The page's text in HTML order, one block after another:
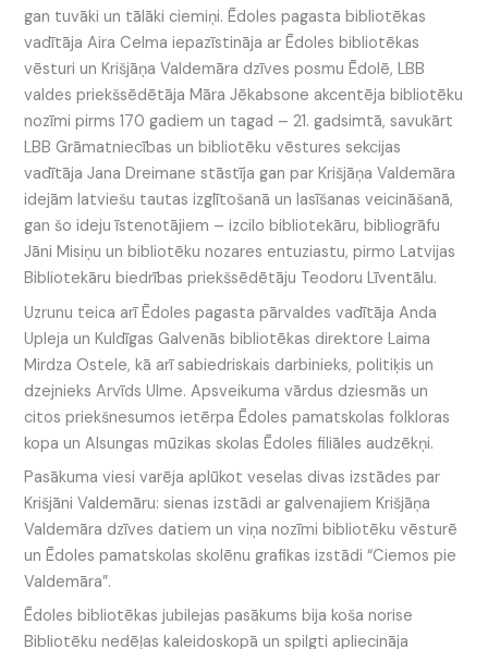
gan tuvāki un tālāki ciemiņi. Ēdoles pagasta bibliotēkas
vadītāja Aira Celma iepazīstināja ar Ēdoles bibliotēkas
vēsturi un Krišjāņa Valdemāra dzīves posmu Ēdolē, LBB
valdes priekšsēdētāja Māra Jēkabsone akcentēja bibliotēku
nozīmi pirms 170 gadiem un tagad – 21. gadsimtā, savukārt
LBB Grāmatniecības un bibliotēku vēstures sekcijas
vadītāja Jana Dreimane stāstīja gan par Krišjāņa Valdemāra
idejām latviešu tautas izglītošanā un lasīšanas veicināšanā,
gan šo ideju īstenotājiem – izcilo bibliotekāru, bibliogrāfu
Jāni Misiņu un bibliotēku nozares entuziastu, pirmo Latvijas
Bibliotekāru biedrības priekšsēdētāju Teodoru Līventālu.
Uzrunu teica arī Ēdoles pagasta pārvaldes vadītāja Anda
Upleja un Kuldīgas Galvenās bibliotēkas direktore Laima
Mirdza Ostele, kā arī sabiedriskais darbinieks, politiķis un
dzejnieks Arvīds Ulme. Apsveikuma vārdus dziesmās un
citos priekšnesumos ietērpa Ēdoles pamatskolas folkloras
kopa un Alsungas mūzikas skolas Ēdoles filiāles audzēkņi.
Pasākuma viesi varēja aplūkot veselas divas izstādes par
Krišjāni Valdemāru: sienas izstādi ar galvenajiem Krišjāņa
Valdemāra dzīves datiem un viņa nozīmi bibliotēku vēsturē
un Ēdoles pamatskolas skolēnu grafikas izstādi “Ciemos pie
Valdemāra”.
Ēdoles bibliotēkas jubilejas pasākums bija koša norise
Bibliotēku nedēļas kaleidoskopā un spilgti apliecināja